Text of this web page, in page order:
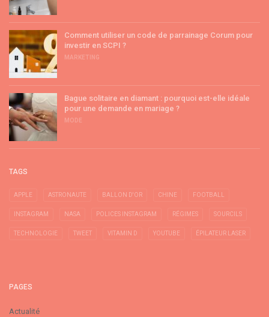
Comment utiliser un code de parrainage Corum pour
investir en SCPI ?
MARKETING
Bague solitaire en diamant : pourquoi est-elle idéale
pour une demande en mariage ?
MODE
TAGS
APPLE ASTRONAUTE BALLON D'OR CHINE FOOTBALL
INSTAGRAM NASA POLICES INSTAGRAM RÉGIMES SOURCILS
TECHNOLOGIE TWEET VITAMIN D YOUTUBE ÉPILATEUR LASER
PAGES
Actualité